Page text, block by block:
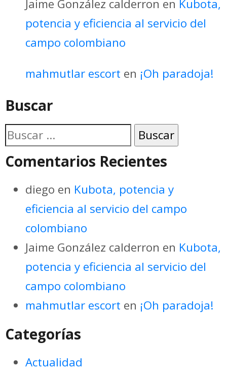
Jaime González calderron en Kubota,
potencia y eficiencia al servicio del
campo colombiano
mahmutlar escort en ¡Oh paradoja!
Buscar
Buscar:
Comentarios Recientes
diego en Kubota, potencia y
eficiencia al servicio del campo
colombiano
Jaime González calderron en Kubota,
potencia y eficiencia al servicio del
campo colombiano
mahmutlar escort en ¡Oh paradoja!
Categorías
Actualidad